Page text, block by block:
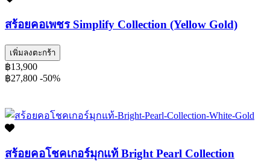
สร้อยคอเพชร Simplify Collection (Yellow Gold)
เพิ่มลงตะกร้า
฿13,900
฿27,800 -50%
สร้อยคอโชคเกอร์มุกแท้ Bright Pearl Collection